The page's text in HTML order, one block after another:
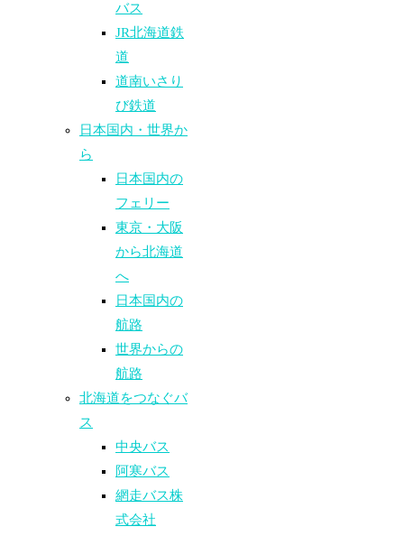
バス
JR北海道鉄
道
道南いさり
び鉄道
日本国内・世界か
ら
日本国内の
フェリー
東京・大阪
から北海道
へ
日本国内の
航路
世界からの
航路​
北海道をつなぐバ
ス
中央バス
阿寒バス
網走バス株
式会社